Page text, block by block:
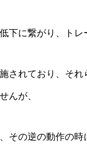
下に繋がり、トレ
されており、そ
んが、
その逆の動作の時